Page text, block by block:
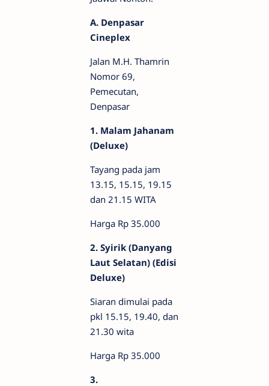
A. Denpasar
Cineplex
Jalan M.H. Thamrin
Nomor 69,
Pemecutan,
Denpasar
1. Malam Jahanam
(Deluxe)
Tayang pada jam
13.15, 15.15, 19.15
dan 21.15 WITA
Harga Rp 35.000
2. Syirik (Danyang
Laut Selatan) (Edisi
Deluxe)
Siaran dimulai pada
pkl 15.15, 19.40, dan
21.30 wita
Harga Rp 35.000
3.